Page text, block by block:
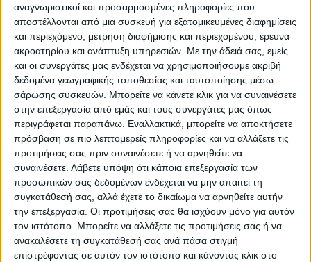
αναγνωριστικοί και προσαρμοσμένες πληροφορίες που
αποστέλλονται από μια συσκευή για εξατομικευμένες διαφημίσεις
και περιεχόμενο, μέτρηση διαφήμισης και περιεχομένου, έρευνα
ακροατηρίου και ανάπτυξη υπηρεσιών. Με την άδειά σας, εμείς
και οι συνεργάτες μας ενδέχεται να χρησιμοποιήσουμε ακριβή
δεδομένα γεωγραφικής τοποθεσίας και ταυτοποίησης μέσω
σάρωσης συσκευών. Μπορείτε να κάνετε κλικ για να συναινέσετε
στην επεξεργασία από εμάς και τους συνεργάτες μας όπως
περιγράφεται παραπάνω. Εναλλακτικά, μπορείτε να αποκτήσετε
πρόσβαση σε πιο λεπτομερείς πληροφορίες και να αλλάξετε τις
προτιμήσεις σας πριν συναινέσετε ή να αρνηθείτε να
συναινέσετε. Λάβετε υπόψη ότι κάποια επεξεργασία των
προσωπικών σας δεδομένων ενδέχεται να μην απαιτεί τη
συγκατάθεσή σας, αλλά έχετε το δικαίωμα να αρνηθείτε αυτήν
την επεξεργασία. Οι προτιμήσεις σας θα ισχύουν μόνο για αυτόν
τον ιστότοπο. Μπορείτε να αλλάξετε τις προτιμήσεις σας ή να
ανακαλέσετε τη συγκατάθεσή σας ανά πάσα στιγμή
επιστρέφοντας σε αυτόν τον ιστότοπο και κάνοντας κλικ στο
σεζόν θα είναι η Nike Flight.
Τελευταίες Ειδήσεις Σήμερα
Ακολούθησε την εφημερίδα ΝΕΟΣ
ΑΓΩΝ στο Google News!
Όλες οι εξελίξεις στην περιοχή της
Καρδίτσας και ευρύτερα της Θεσσαλίας
ΠΡΟΗΓΟΥΜΕΝΟ ΑΡΘΡΟ
Έφθασαν στο Μουζάκι τα
πρώτα εξαρτήματα από τις
γιγάντιες ανεμογεννήτριες!
ΕΠΟΜΕΝΟ ΑΡΘΡΟ
«Η επιστρεπτέα να γίνει μη
επιστρεπτέα»